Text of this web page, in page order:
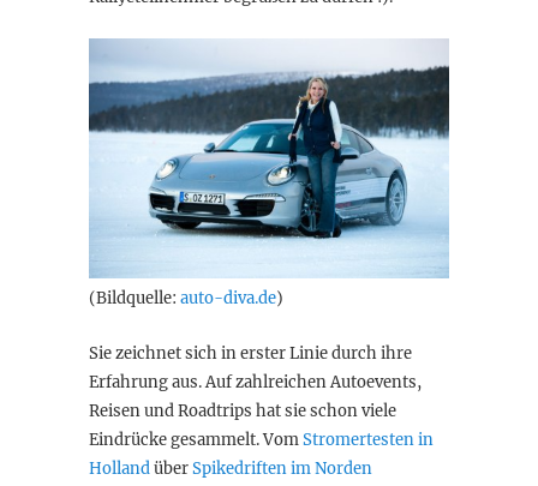
(Bildquelle: auto-diva.de)
Sie zeichnet sich in erster Linie durch ihre
Erfahrung aus. Auf zahlreichen Autoevents,
Reisen und Roadtrips hat sie schon viele
Eindrücke gesammelt. VomStromertesten in
HollandüberSpikedriften im Norden